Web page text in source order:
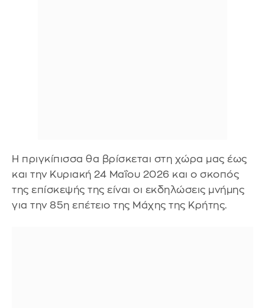
Η πριγκίπισσα θα βρίσκεται στη χώρα μας έως
και την Κυριακή 24 Μαΐου 2026 και ο σκοπός
της επίσκεψής της είναι οι εκδηλώσεις μνήμης
για την 85η επέτειο της Μάχης της Κρήτης.